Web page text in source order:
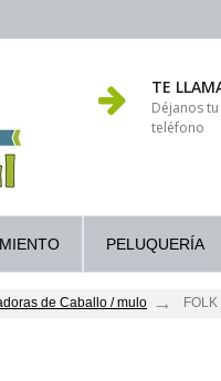
TE
Déjanos tu
teléfono
PELUQUERÍA
de Caballo / mulo